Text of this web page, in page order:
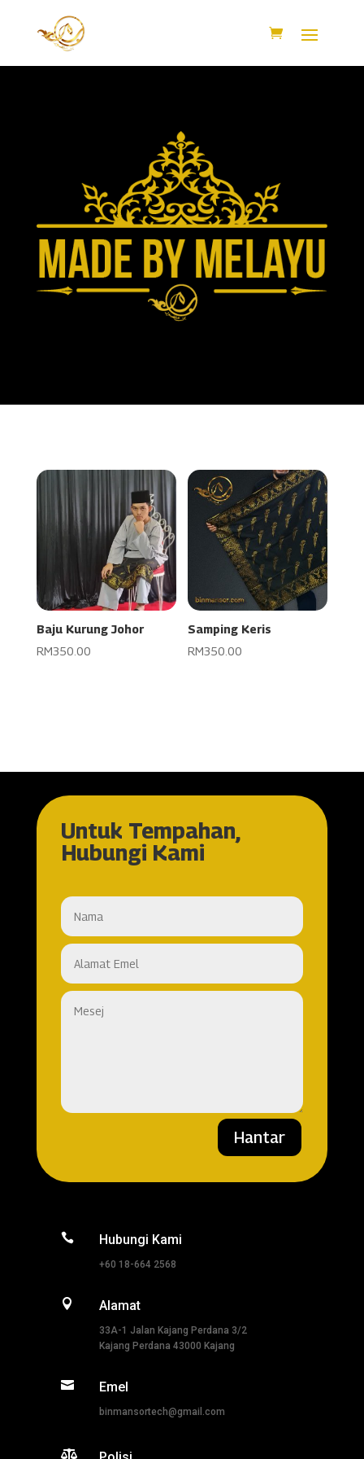
Baju Kurung Johor
RM350.00
Samping Keris
RM350.00
Untuk Tempahan,
Hubungi Kami
Hantar
 Hubungi Kami
+60 18-664 2568
 Alamat
33A-1 Jalan Kajang Perdana 3/2
Kajang Perdana 43000 Kajang
 Emel
binmansortech@gmail.com
